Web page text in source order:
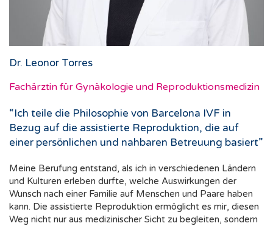
Dr. Leonor Torres
Fachärztin für Gynäkologie und Reproduktionsmedizin
“Ich teile die Philosophie von Barcelona IVF in
Bezug auf die assistierte Reproduktion, die auf
einer persönlichen und nahbaren Betreuung basiert”
Meine Berufung entstand, als ich in verschiedenen Ländern
und Kulturen erleben durfte, welche Auswirkungen der
Wunsch nach einer Familie auf Menschen und Paare haben
kann. Die assistierte Reproduktion ermöglicht es mir, diesen
Weg nicht nur aus medizinischer Sicht zu begleiten, sondern